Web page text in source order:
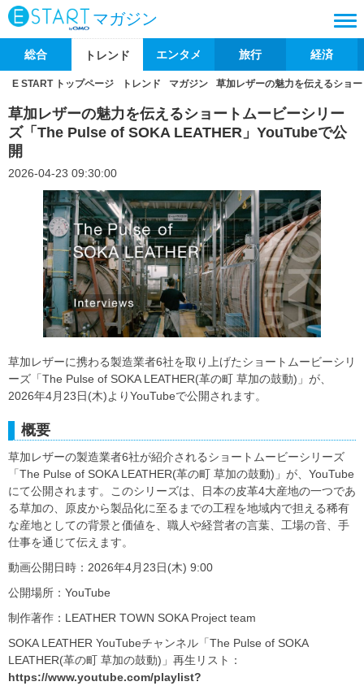
マガジン
総合 トレンド エンタメ 旅行 経済
E START トップページ トレンド マガジン 草加レザーの魅力を伝えるショ
草加レザーの魅力を伝えるショートムービーシリー
ズ「The Pulse of SOKA LEATHER」YouTubeで公
開
2026-04-23 09:30:00
草加レザーに携わる製造業者6社を取り上げたショートムービーシリ
ーズ「The Pulse of SOKA LEATHER(革の町 草加の鼓動)」が、
2026年4月23日(木)よりYouTubeで公開されます。
概要
草加レザーの製造業者6社が紹介されるショートムービーシリーズ
「The Pulse of SOKA LEATHER(革の町 草加の鼓動)」が、YouTube
にて公開されます。このシリーズは、日本の皮革4大産地の一つであ
る草加の、原皮から製品化に至るまでの工程を地域内で担える稀有
な産地としての背景と価値を、職人や経営者の言葉、工場の音、手
仕事を通じて伝えます。
動画公開日時：2026年4月23日(木) 9:00
公開場所：YouTube
制作著作：LEATHER TOWN SOKA Project team
SOKA LEATHER YouTubeチャンネル「The Pulse of SOKA
LEATHER(革の町 草加の鼓動)」再生リスト：
https://www.youtube.com/playlist?